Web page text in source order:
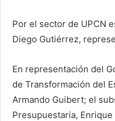
Por el sector de UPCN
Diego Gutiérrez,
En representación del
de Transformación del
Armando Guibert; el
Presupuestaria,